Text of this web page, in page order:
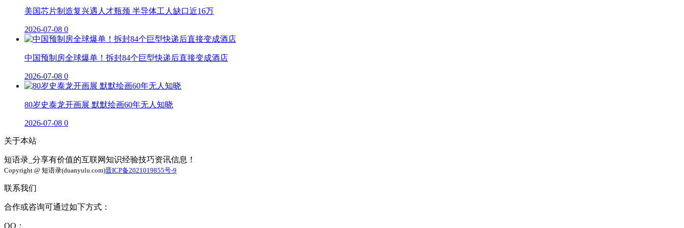
美国芯片制造复兴遇人才瓶颈 半导体工人缺口近16万
2026-07-08 0
中国预制房全球爆单！拆封84个巨型快递后直接变成酒店
2026-07-08 0
80岁史泰龙开画展 默默绘画60年无人知晓
2026-07-08 0
关于本站
短语录_分享有价值的互联网知识经验技巧资讯信息！
Copyright @ 短语录(duanyulu.com)晋ICP备2021019855号-9
联系我们
合作或咨询可通过如下方式：
QQ：